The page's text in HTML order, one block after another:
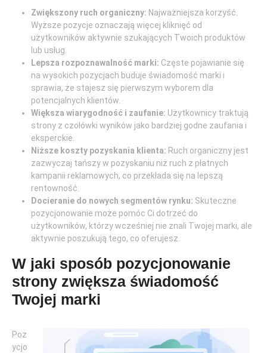
Zwiększony ruch organiczny: Najważniejsza korzyść.
Wyższe pozycje oznaczają więcej kliknięć od
użytkowników aktywnie szukających Twoich produktów
lub usług.
Lepsza rozpoznawalność marki: Częste pojawianie się
na wysokich pozycjach buduje świadomość marki i
sprawia, że stajesz się pierwszym wyborem dla
potencjalnych klientów.
Większa wiarygodność i zaufanie: Użytkownicy traktują
strony z czołówki wyników jako bardziej godne zaufania i
eksperckie.
Niższe koszty pozyskania klienta: Ruch organiczny jest
zazwyczaj tańszy w pozyskaniu niż ruch z płatnych
kampanii reklamowych, co przekłada się na lepszą
rentowność.
Docieranie do nowych segmentów rynku: Skuteczne
pozycjonowanie może pomóc Ci dotrzeć do
użytkowników, którzy wcześniej nie znali Twojej marki, ale
aktywnie poszukują tego, co oferujesz.
W jaki sposób pozycjonowanie
strony zwiększa świadomość
Twojej marki
Poz
ycjo